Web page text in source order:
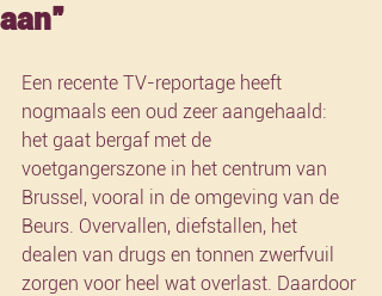
aan”
Een recente TV-reportage heeft
nogmaals een oud zeer aangehaald:
het gaat bergaf met de
voetgangerszone in het centrum van
Brussel, vooral in de omgeving van de
Beurs. Overvallen, diefstallen, het
dealen van drugs en tonnen zwerfvuil
zorgen voor heel wat overlast. Daardoor